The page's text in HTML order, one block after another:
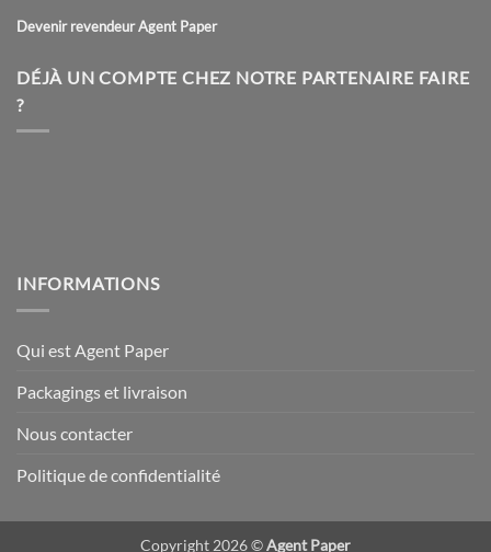
peuvent
choisies
choisies
Devenir revendeur Agent Paper
DÉJÀ UN COMPTE CHEZ NOTRE PARTENAIRE FAIRE
?
INFORMATIONS
Qui est Agent Paper
Packagings et livraison
Nous contacter
Politique de confidentialité
Copyright 2026 ©Agent Paper